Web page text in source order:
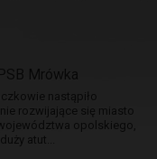
Mrówka
nastąpiło
rozwijające się miasto
opolskiego,
atut...